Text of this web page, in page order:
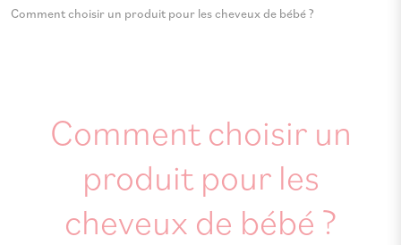
Comment choisir un produit pour les cheveux de bébé ?
Comment choisir un
produit pour les
cheveux de bébé ?